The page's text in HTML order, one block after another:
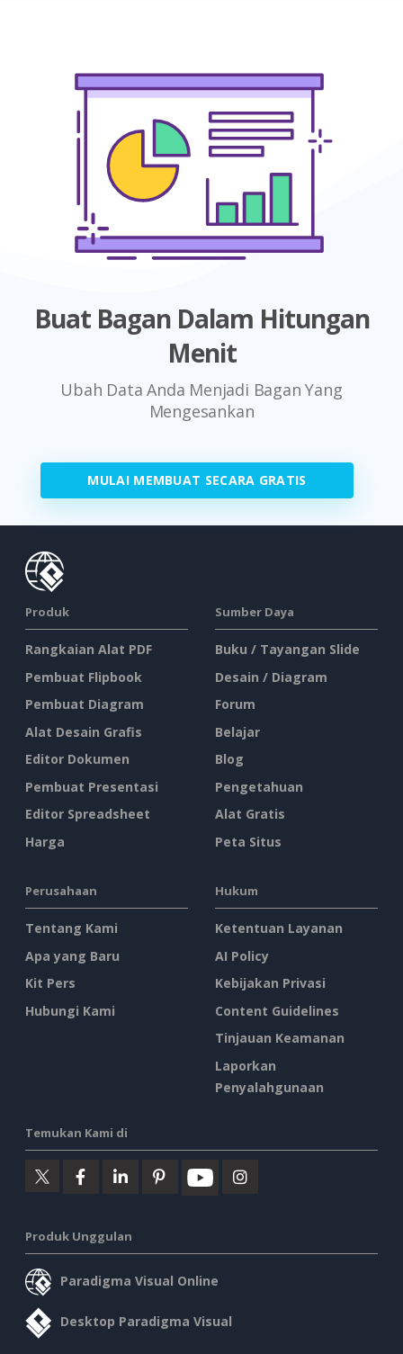
Buat Bagan Dalam Hitungan
Menit
Ubah Data Anda Menjadi Bagan Yang
Mengesankan
MULAI MEMBUAT SECARA GRATIS
Produk
Rangkaian Alat PDF
Pembuat Flipbook
Pembuat Diagram
Alat Desain Grafis
Editor Dokumen
Pembuat Presentasi
Editor Spreadsheet
Harga
Sumber Daya
Buku / Tayangan Slide
Desain / Diagram
Forum
Belajar
Blog
Pengetahuan
Alat Gratis
Peta Situs
Perusahaan
Tentang Kami
Apa yang Baru
Kit Pers
Hubungi Kami
Hukum
Ketentuan Layanan
AI Policy
Kebijakan Privasi
Content Guidelines
Tinjauan Keamanan
Laporkan
Penyalahgunaan
Temukan Kami di
Produk Unggulan
Paradigma Visual Online
Desktop Paradigma Visual